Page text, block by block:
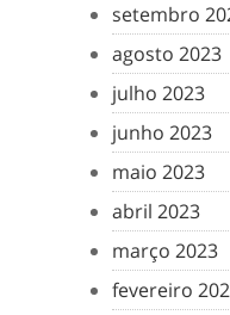
setembro
agosto 2023
julho 2023
junho 2023
maio 2023
abril 2023
março 2023
fevereiro